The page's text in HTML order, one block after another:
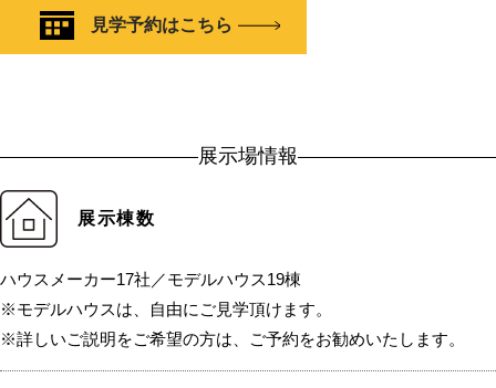
見学予約はこちら
展示場情報
展示棟数
ハウスメーカー17社／モデルハウス19棟
※モデルハウスは、自由にご見学頂けます。
※詳しいご説明をご希望の方は、ご予約をお勧めいたします。